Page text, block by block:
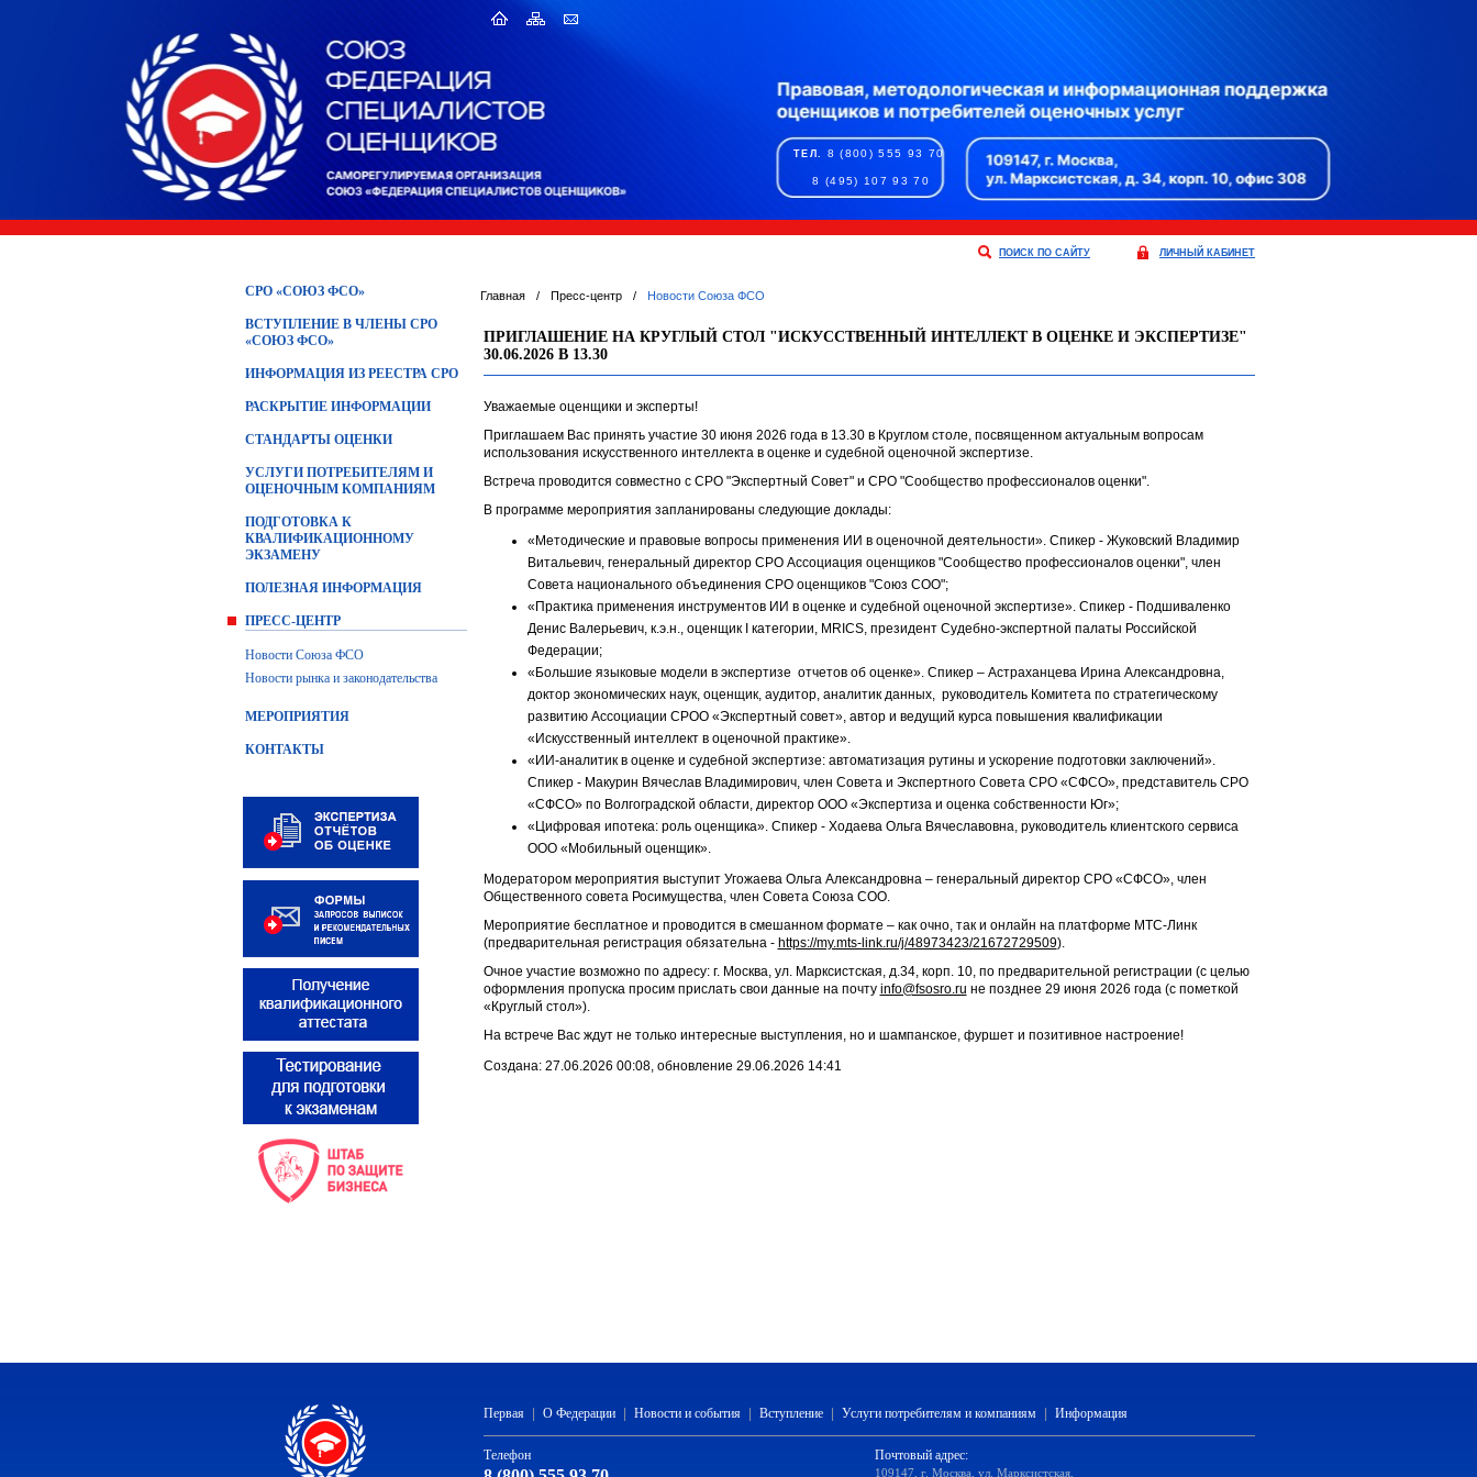
ТЕЛ. 8 (800) 555 93 70
8 (495) 107 93 70
ПОИСК ПО САЙТУ ЛИЧНЫЙ КАБИНЕТ
СРО «СОЮЗ ФСО»
ВСТУПЛЕНИЕ В ЧЛЕНЫ СРО
«СОЮЗ ФСО»
ИНФОРМАЦИЯ ИЗ РЕЕСТРА СРО
РАСКРЫТИЕ ИНФОРМАЦИИ
СТАНДАРТЫ ОЦЕНКИ
УСЛУГИ ПОТРЕБИТЕЛЯМ И
ОЦЕНОЧНЫМ КОМПАНИЯМ
ПОДГОТОВКА К
КВАЛИФИКАЦИОННОМУ
ЭКЗАМЕНУ
ПОЛЕЗНАЯ ИНФОРМАЦИЯ
ПРЕСС-ЦЕНТР
Новости Союза ФСО
Новости рынка и законодательства
МЕРОПРИЯТИЯ
КОНТАКТЫ
Главная / Пресс-центр / Новости Союза ФСО
ПРИГЛАШЕНИЕ НА КРУГЛЫЙ СТОЛ "ИСКУССТВЕННЫЙ ИНТЕЛЛЕКТ В ОЦЕНКЕ И ЭКСПЕРТИЗЕ"
30.06.2026 В 13.30
Уважаемые оценщики и эксперты!
Приглашаем Вас принять участие 30 июня 2026 года в 13.30 в Круглом столе, посвященном актуальным вопросам
использования искусственного интеллекта в оценке и судебной оценочной экспертизе.
Встреча проводится совместно с СРО "Экспертный Совет" и СРО "Сообщество профессионалов оценки".
В программе мероприятия запланированы следующие доклады:
«Методические и правовые вопросы применения ИИ в оценочной деятельности». Спикер - Жуковский Владимир
Витальевич, генеральный директор СРО Ассоциация оценщиков "Сообщество профессионалов оценки", член
Совета национального объединения СРО оценщиков "Союз СОО";
«Практика применения инструментов ИИ в оценке и судебной оценочной экспертизе». Спикер - Подшиваленко
Денис Валерьевич, к.э.н., оценщик I категории, MRICS, президент Судебно-экспертной палаты Российской
Федерации;
«Большие языковые модели в экспертизе отчетов об оценке». Спикер – Астраханцева Ирина Александровна,
доктор экономических наук, оценщик, аудитор, аналитик данных, руководитель Комитета по стратегическому
развитию Ассоциации СРОО «Экспертный совет», автор и ведущий курса повышения квалификации
«Искусственный интеллект в оценочной практике».
«ИИ-аналитик в оценке и судебной экспертизе: автоматизация рутины и ускорение подготовки заключений».
Спикер - Макурин Вячеслав Владимирович, член Совета и Экспертного Совета СРО «СФСО», представитель СРО
«СФСО» по Волгоградской области, директор ООО «Экспертиза и оценка собственности Юг»;
«Цифровая ипотека: роль оценщика». Спикер - Ходаева Ольга Вячеславовна, руководитель клиентского сервиса
ООО «Мобильный оценщик».
Модератором мероприятия выступит Угожаева Ольга Александровна – генеральный директор СРО «СФСО», член
Общественного совета Росимущества, член Совета Союза СОО.
Мероприятие бесплатное и проводится в смешанном формате – как очно, так и онлайн на платформе МТС-Линк
(предварительная регистрация обязательна - https://my.mts-link.ru/j/48973423/21672729509).
Очное участие возможно по адресу: г. Москва, ул. Марксистская, д.34, корп. 10, по предварительной регистрации (с целью
оформления пропуска просим прислать свои данные на почту info@fsosro.ru не позднее 29 июня 2026 года (с пометкой
«Круглый стол»).
На встрече Вас ждут не только интересные выступления, но и шампанское, фуршет и позитивное настроение!
Создана: 27.06.2026 00:08, обновление 29.06.2026 14:41
Первая О Федерации Новости и события Вступление Услуги потребителям и компаниям Информация
Телефон Почтовый адрес:
109147, г. Москва, ул. Марксистская,